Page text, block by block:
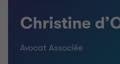
Christine
Avocat Associée